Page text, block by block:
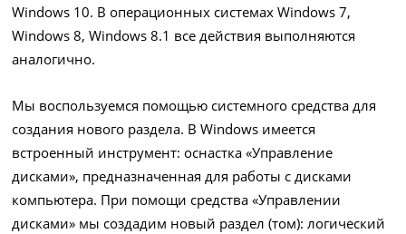
Windows 10. В операционных системах Windows 7,
Windows 8, Windows 8.1 все действия выполняются
аналогично.
Мы воспользуемся помощью системного средства для
создания нового раздела. В Windows имеется
встроенный инструмент: оснастка «Управление
дисками», предназначенная для работы с дисками
компьютера. При помощи средства «Управлении
дисками» мы создадим новый раздел (том): логический